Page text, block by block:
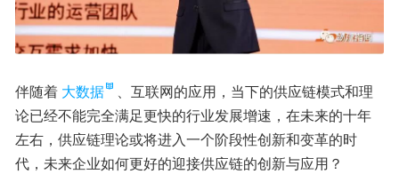
伴随着 大数据
、互联网的应用，当下的供应链模式和理
论已经不能完全满足更快的行业发展增速，在未来的十年
左右，供应链理论或将进入一个阶段性创新和变革的时
代，未来企业如何更好的迎接供应链的创新与应用？